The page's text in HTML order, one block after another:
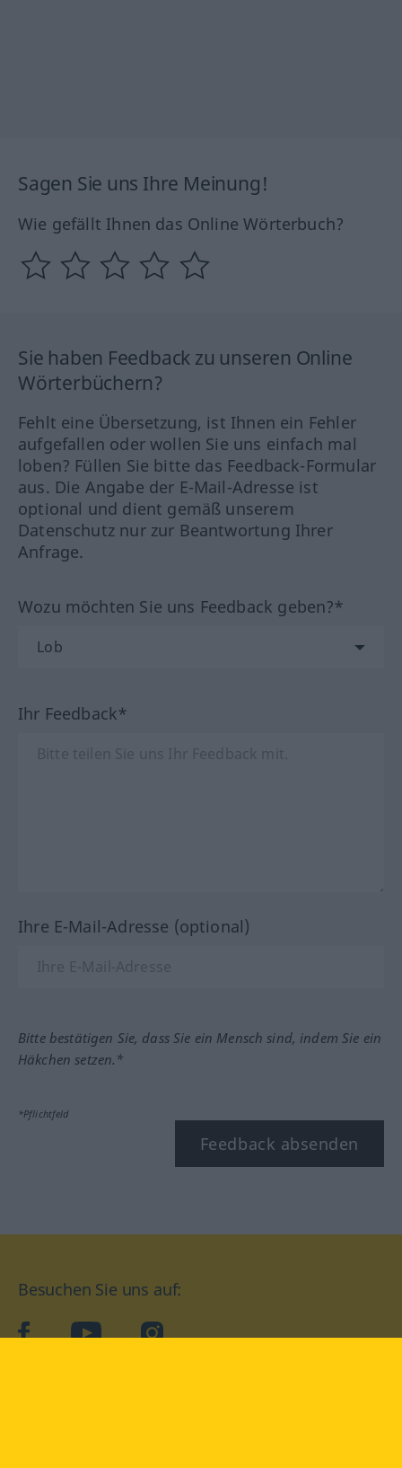
Sagen Sie uns Ihre Meinung!
Wie gefällt Ihnen das Online Wörterbuch?
Sie haben Feedback zu unseren Online
Wörterbüchern?
Fehlt eine Übersetzung, ist Ihnen ein Fehler
aufgefallen oder wollen Sie uns einfach mal
loben? Füllen Sie bitte das Feedback-Formular
aus. Die Angabe der E-Mail-Adresse ist
optional und dient gemäß unserem
Datenschutz nur zur Beantwortung Ihrer
Anfrage.
Wozu möchten Sie uns Feedback geben?*
Ihr Feedback*
Ihre E-Mail-Adresse (optional)
Bitte bestätigen Sie, dass Sie ein Mensch sind, indem Sie ein
Häkchen setzen.*
*Pflichtfeld
Feedback absenden
Besuchen Sie uns auf:
facebookYouTube Instagram